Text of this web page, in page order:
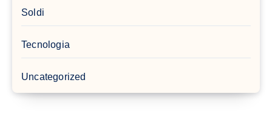
Soldi
Tecnologia
Uncategorized